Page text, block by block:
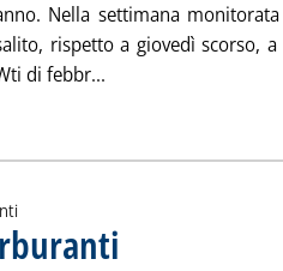
Nella settimana
rispetto a giovedì scorso,
di febbr...